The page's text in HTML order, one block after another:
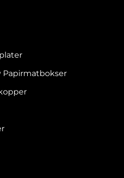
Papirmatbokser